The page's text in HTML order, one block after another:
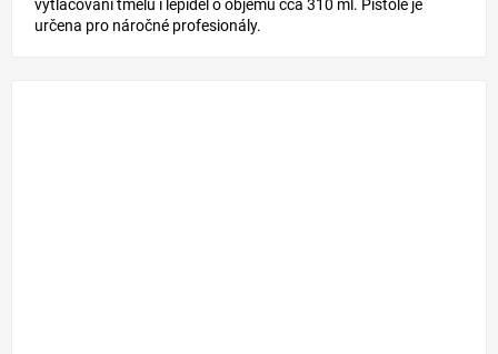
vytlačování tmelů i lepidel o objemu cca 310 ml. Pistole je
určena pro náročné profesionály.